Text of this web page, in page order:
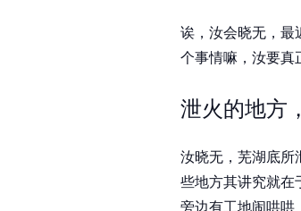
诶，汝会晓无，最
个事情嘛，汝要真
泄火的地方
汝晓无，芜湖底所
些地方其讲究就在
旁边有工地闹哄哄